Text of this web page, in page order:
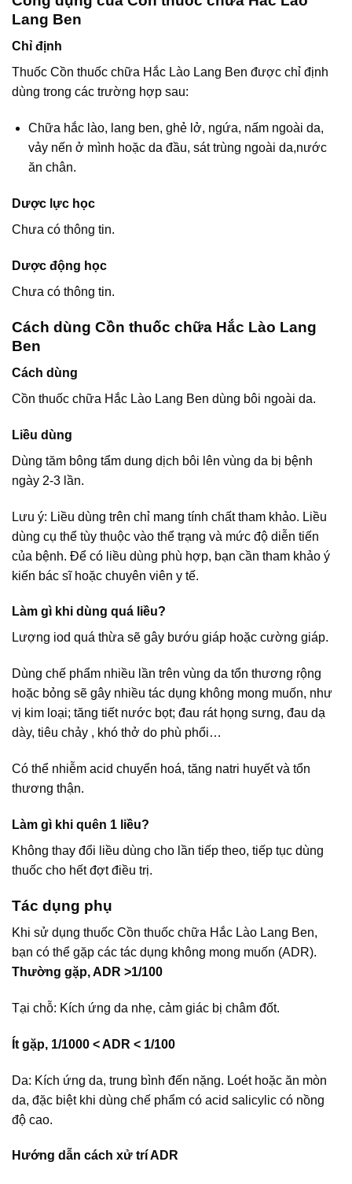
Lang Ben
Chỉ định
Thuốc Cồn thuốc chữa Hắc Lào Lang Ben được chỉ định
dùng trong các trường hợp sau:
Chữa hắc lào, lang ben, ghẻ lở, ngứa, nấm ngoài da,
vảy nến ở mình hoặc da đầu, sát trùng ngoài da,nước
ăn chân.
Dược lực học
Chưa có thông tin.
Dược động học
Chưa có thông tin.
Cách dùng Cồn thuốc chữa Hắc Lào Lang
Ben
Cách dùng
Cồn thuốc chữa Hắc Lào Lang Ben dùng bôi ngoài da.
Liều dùng
Dùng tăm bông tẩm dung dịch bôi lên vùng da bị bệnh
ngày 2-3 lần.
Lưu ý: Liều dùng trên chỉ mang tính chất tham khảo. Liều
dùng cụ thể tùy thuộc vào thể trạng và mức độ diễn tiến
của bệnh. Để có liều dùng phù hợp, bạn cần tham khảo ý
kiến bác sĩ hoặc chuyên viên y tế.
Làm gì khi dùng quá liều?
Lượng iod quá thừa sẽ gây bướu giáp hoặc cường giáp.
Dùng chế phẩm nhiều lần trên vùng da tổn thương rộng
hoặc bỏng sẽ gây nhiều tác dụng không mong muốn, như
vị kim loại; tăng tiết nước bọt; đau rát họng sưng, đau dạ
dày, tiêu chảy , khó thở do phù phổi…
Có thể nhiễm acid chuyển hoá, tăng natri huyết và tổn
thương thận.
Làm gì khi quên 1 liều?
Không thay đổi liều dùng cho lần tiếp theo, tiếp tục dùng
thuốc cho hết đợt điều trị.
Tác dụng phụ
Khi sử dụng thuốc Cồn thuốc chữa Hắc Lào Lang Ben,
bạn có thể gặp các tác dụng không mong muốn (ADR).
Thường gặp, ADR >1/100
Tại chỗ: Kích ứng da nhẹ, cảm giác bị châm đốt.
Ít gặp, 1/1000 < ADR < 1/100
Da: Kích ứng da, trung bình đến nặng. Loét hoặc ăn mòn
da, đặc biệt khi dùng chế phẩm có acid salicylic có nồng
độ cao.
Hướng dẫn cách xử trí ADR